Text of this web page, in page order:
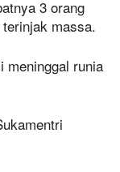
3 orang
massa.
meninggal runia